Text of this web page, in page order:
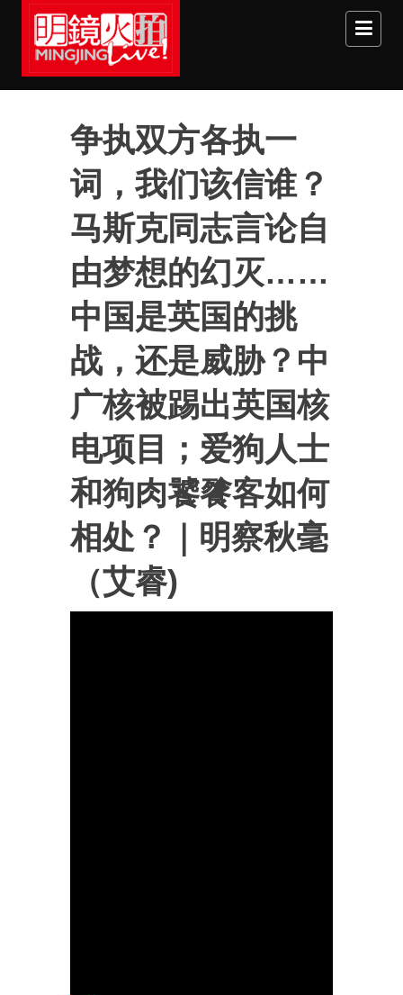
Skip to main content
争执双方各执一
词，我们该信谁？
马斯克同志言论自
由梦想的幻灭……
中国是英国的挑
战，还是威胁？中
广核被踢出英国核
电项目；爱狗人士
和狗肉饕餮客如何
相处？｜明察秋毫
（艾睿)